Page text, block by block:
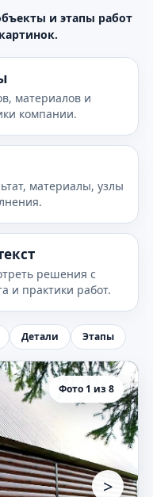
и этапы работ
материалов и
компании.
материалы, узлы
решения с
и практики работ.
Детали Этапы
Фото 1 из 8
>